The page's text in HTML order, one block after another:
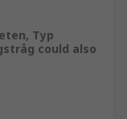
Typ
could also